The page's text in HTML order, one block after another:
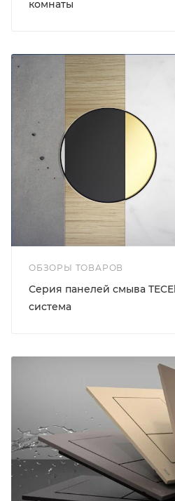
комнаты
ОБЗОРЫ ТОВАРОВ
Серия панелей смыва
система